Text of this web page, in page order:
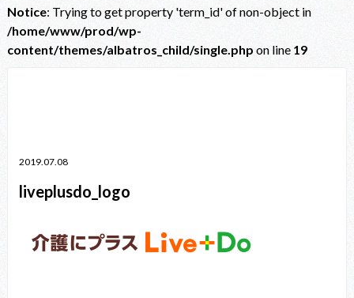
Notice: Trying to get property 'term_id' of non-object in
/home/www/prod/wp-
content/themes/albatros_child/single.php on line 19
2019.07.08
liveplusdo_logo